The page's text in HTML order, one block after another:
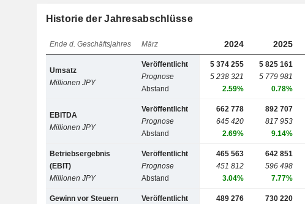
Historie der Jahresabschlüsse
Ende d. Geschäftsjahres März 2024 2025
Umsatz
Millionen JPY
Veröffentlicht
Prognose
Abstand
5 374 255
5 238 321
2.59%
5 825 161
5 779 981
0.78%
EBITDA
Millionen JPY
Veröffentlicht
Prognose
Abstand
662 778
645 420
2.69%
892 707
817 953
9.14%
Betriebsergebnis
(EBIT)
Millionen JPY
Veröffentlicht
Prognose
Abstand
465 563
451 812
3.04%
642 851
596 498
7.77%
Gewinn vor Steuern
Veröffentlicht
489 276
730 220